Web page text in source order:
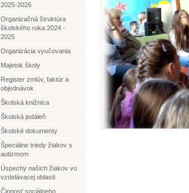
Späť
2025-2026
Organizačná štruktúra
školského roka 2024 -
2025
Organizácia vyučovania
Majetok školy
Register zmlúv, faktúr a
objednávok
Školská knižnica
Školská jedáleň
Školské dokumenty
Špeciálne triedy žiakov s
autizmom
Úspechy našich žiakov vo
vzdelávacej oblasti
Činnosť sociálneho